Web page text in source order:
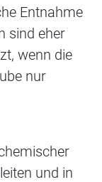
Entnahme
sind eher
wenn die
nur
und in